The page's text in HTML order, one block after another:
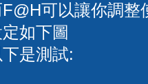
可以讓你調整
如下圖
下是測試: